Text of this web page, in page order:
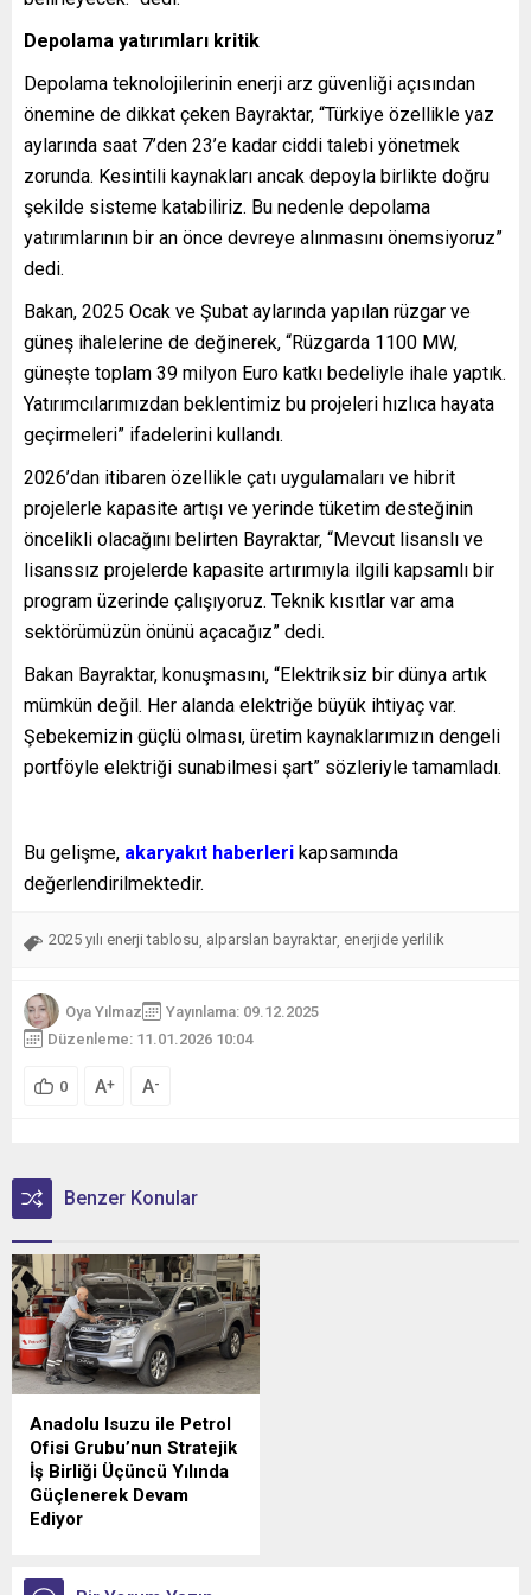
Depolama yatırımları kritik
Depolama teknolojilerinin enerji arz güvenliği açısından
önemine de dikkat çeken Bayraktar, “Türkiye özellikle yaz
aylarında saat 7’den 23’e kadar ciddi talebi yönetmek
zorunda. Kesintili kaynakları ancak depoyla birlikte doğru
şekilde sisteme katabiliriz. Bu nedenle depolama
yatırımlarının bir an önce devreye alınmasını önemsiyoruz”
dedi.
Bakan, 2025 Ocak ve Şubat aylarında yapılan rüzgar ve
güneş ihalelerine de değinerek, “Rüzgarda 1100 MW,
güneşte toplam 39 milyon Euro katkı bedeliyle ihale yaptık.
Yatırımcılarımızdan beklentimiz bu projeleri hızlıca hayata
geçirmeleri” ifadelerini kullandı.
2026’dan itibaren özellikle çatı uygulamaları ve hibrit
projelerle kapasite artışı ve yerinde tüketim desteğinin
öncelikli olacağını belirten Bayraktar, “Mevcut lisanslı ve
lisanssız projelerde kapasite artırımıyla ilgili kapsamlı bir
program üzerinde çalışıyoruz. Teknik kısıtlar var ama
sektörümüzün önünü açacağız” dedi.
Bakan Bayraktar, konuşmasını, “Elektriksiz bir dünya artık
mümkün değil. Her alanda elektriğe büyük ihtiyaç var.
Şebekemizin güçlü olması, üretim kaynaklarımızın dengeli
portföyle elektriği sunabilmesi şart” sözleriyle tamamladı.
Bu gelişme, akaryakıt haberleri kapsamında
değerlendirilmektedir.
2025 yılı enerji tablosu, alparslan bayraktar, enerjide yerlilik
Oya Yılmaz
Yayınlama: 09.12.2025
Düzenleme: 11.01.2026 10:04
0 A+ A-
Benzer Konular
Anadolu Isuzu ile Petrol
Ofisi Grubu’nun Stratejik
İş Birliği Üçüncü Yılında
Güçlenerek Devam
Ediyor